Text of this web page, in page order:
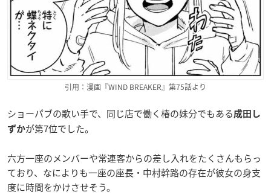
引用：漫画『WIND BREAKER』第75話より
ショーパブの歌い手で、同じ店で働く椿の妹分でもある 成田し
ずかが第7位でした。
六方一座のメンバーや常連客からの差し入れをたくさんもらっ
ており、なによりも一座の座長・中村幹路の存在が彼女の身支
度に時間をかけさせそう。